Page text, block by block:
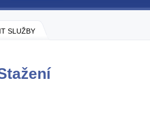
IT SLUŽBY